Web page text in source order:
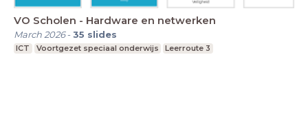
VO Scholen - Hardware en netwerken
March 2026-35 slides
ICT Voortgezet speciaal onderwijs Leerroute 3